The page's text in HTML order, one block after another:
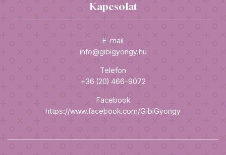
Kapcsolat
E-mail
info@gibigyongy.hu
Telefon
+36 (20) 466-9072
Facebook
https://www.facebook.com/GibiGyongy